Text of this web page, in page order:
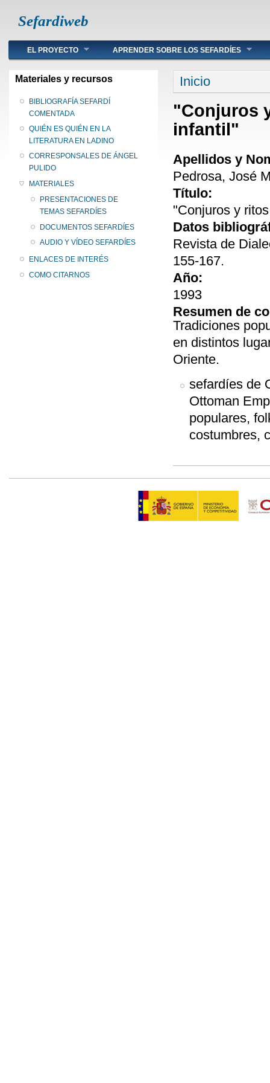
Sefardiweb
Main menu
EL PROYECTO APRENDER SOBRE LOS SEFARDÍES
Materiales y recursos
BIBLIOGRAFÍA SEFARDÍ
COMENTADA
QUIÉN ES QUIÉN EN LA
LITERATURA EN LADINO
CORRESPONSALES DE ÁNGEL
PULIDO
MATERIALES
PRESENTACIONES DE
TEMAS SEFARDÍES
DOCUMENTOS SEFARDÍES
AUDIO Y VÍDEO SEFARDÍES
ENLACES DE INTERÉS
COMO CITARNOS
Se encuentra
Inicio
"Conjuros
infantil"
Apellidos y
Pedrosa, José
Título:
"Conjuros y
Datos
Revista de
155-167.
Año:
1993
Resumen de
Tradiciones
en distintos
Oriente.
sefardíes de
Ottoman
populares,
costumbres,